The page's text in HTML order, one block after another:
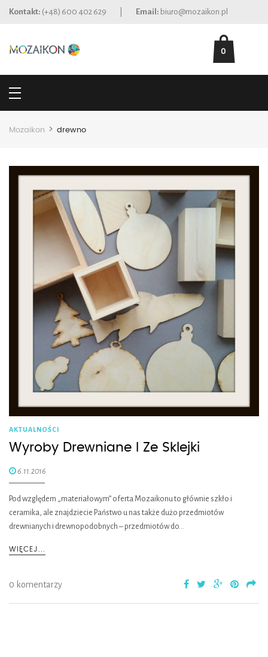
Kontakt: (+48) 600 402 629 Email: biuro@mozaikon.pl
0
Mozaikon > drewno
AKTUALNOŚCI
Wyroby Drewniane I Ze Sklejki
6.11.2016
Pod względem „materiałowym” oferta Mozaikonu to głównie szkło i
ceramika, ale znajdziecie Państwo u nas także dużo przedmiotów
drewnianych i drewnopodobnych – przedmiotów do…
WIĘCEJ...
0 komentarzy